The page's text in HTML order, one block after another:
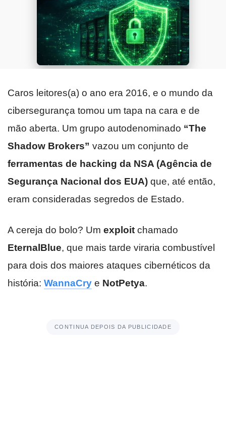
Caros leitores(a) o ano era 2016, e o mundo da
cibersegurança tomou um tapa na cara e de
mão aberta. Um grupo autodenominado “The
Shadow Brokers” vazou um conjunto de
ferramentas de hacking da NSA (Agência de
Segurança Nacional dos EUA) que, até então,
eram consideradas segredos de Estado.
A cereja do bolo? Um exploit chamado
EternalBlue, que mais tarde viraria combustível
para dois dos maiores ataques cibernéticos da
história: WannaCry e NotPetya.
CONTINUA DEPOIS DA PUBLICIDADE